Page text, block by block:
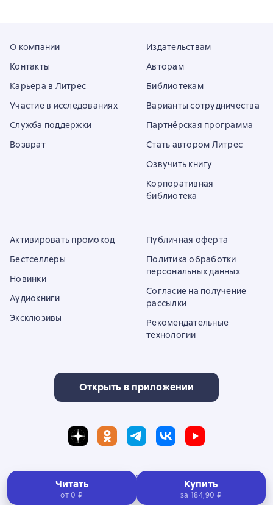
Читать
от 0 ₽
Купить
за 184,90 ₽
О компании
Контакты
Карьера в Литрес
Участие в исследованиях
Служба поддержки
Возврат
Издательствам
Авторам
Библиотекам
Варианты сотрудничества
Партнёрская программа
Стать автором Литрес
Озвучить книгу
Корпоративная
библиотека
Активировать промокод
Бестселлеры
Новинки
Аудиокниги
Эксклюзивы
Публичная оферта
Политика обработки
персональных данных
Согласие на получение
рассылки
Рекомендательные
технологии
Открыть в приложении
Полная версия сайта